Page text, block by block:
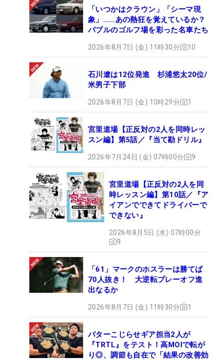
「いつかはクラウン」「シーマ現
象」……あの熱狂を覚えているか？
バブルのゴルフ場を彩った名車たち
2026年8月7日 (金) 11時30分 10
石川遼は12位発進 杉浦悠太20位/
米男子下部
2026年8月7日 (金) 10時29分 1
宮里道場【正反対の2人を同時レッ
スン編】第5話／『当て勘ドリル』
2026年7月24日 (金) 07時00分 9
宮里道場【正反対の2人を同
時レッスン編】第10話／『ア
イアンでできてドライバーで
できない』
2026年8月5日 (水) 07時00分
9
「61」マークのホスラーは勝てば
70人抜き！ 大逆転プレーオフ進
出なるか
2026年8月7日 (金) 11時30分 1
パターこじらせギア担当2人が
『TRTL』をテスト！高MOIで転が
り◎、調節も自在で「結果の改善効